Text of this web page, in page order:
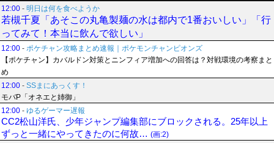
12:00 - 明日は何を食べようか
若槻千夏「あそこの丸亀製麺の水は都内で1番おいしい」「行
ってみて！本当に飲んで欲しい」
12:00 - ポケチャン攻略まとめ速報｜ポケモンチャンピオンズ
【ポケチャン】カバルドン対策とニンフィア増加への回答は？対戦環境の考察まと
め
12:00 - SSまにあっくす！
モバP「オネエと姉御」
12:00 - ゆるゲーマー遅報
CC2松山洋氏、少年ジャンプ編集部にブロックされる。25年以上
ずっと一緒にやってきたのに何故… (画:2)